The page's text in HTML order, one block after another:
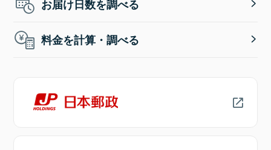
お届け日数を調べる
料金を計算・調べる